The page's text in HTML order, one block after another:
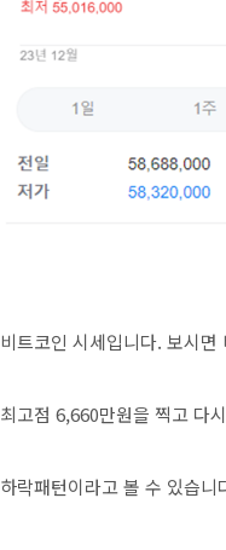
비트코인 시세입니다. 보시
최고점 6,660만원을 찍고 다
하락패턴이라고 볼 수 있습니